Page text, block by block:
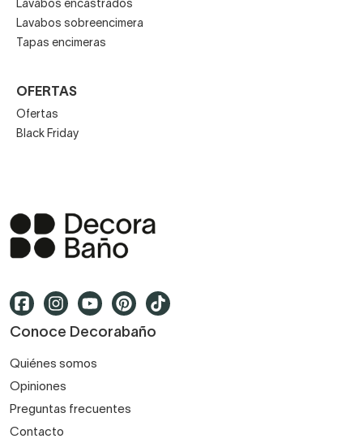
Lavabos encastrados
Lavabos sobreencimera
Tapas encimeras
OFERTAS
Ofertas
Black Friday
Conoce Decorabaño
Quiénes somos
Opiniones
Preguntas frecuentes
Contacto